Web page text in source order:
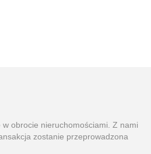
obrocie nieruchomościami. Z nami
zostanie przeprowadzona